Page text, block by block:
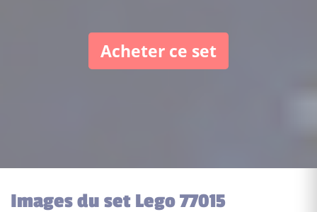
Acheter ce set
Images du set Lego 77015